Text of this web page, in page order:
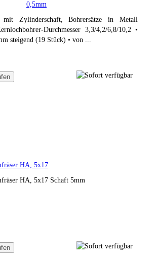
0,5mm
mit Zylinderschaft, Bohrersätze in Metall
Durchmesser 3,3/4,2/6,8/10,2 •
steigend (19 Stück) • von ...
HA, 5x17
HA, 5x17 Schaft 5mm